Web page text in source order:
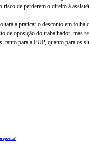
risco de perderem o direito à
a praticar o desconto em folha
de oposição do trabalhador, mas
tanto para a FUP, quanto para os